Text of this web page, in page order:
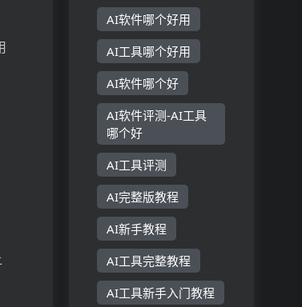
AI软件哪个好用
AI工具哪个好用
AI软件哪个好
AI软件评测-AI工具
哪个好
AI工具评测
AI完整版教程
AI新手教程
AI工具完整教程
AI工具新手入门教程